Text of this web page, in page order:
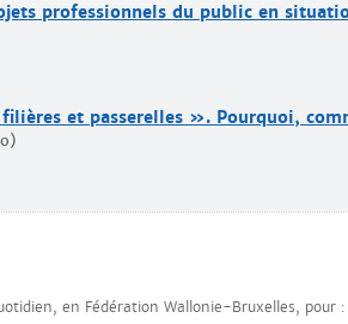
professionnels du public en
et passerelles ». Pourquoi,
)
en Fédération Wallonie-Bruxelles, pour :